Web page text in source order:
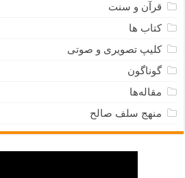
قرآن و سنت
کتاب ها
کلیپ تصویری و صوتی
گوناگون
مقاله‌ها
منهج سلف صالح